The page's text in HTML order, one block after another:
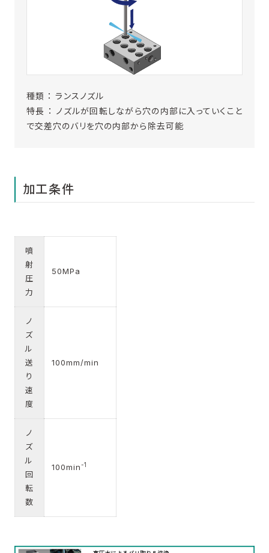
種類 ： ランスノズル
特長 ： ノズルが回転しながら穴の内部に入っていくこと
で交差穴のバリを穴の内部から除去可能
加工条件
噴
射
圧
力
50MPa
ノ
ズ
ル
送
り
速
度
100mm/min
ノ
ズ
ル
回
転
数
100min-1